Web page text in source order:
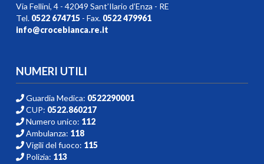
Via Fellini, 4 - 42049 Sant’Ilario d’Enza - RE
Tel. 0522 674715- Fax. 0522 479961
info@crocebianca.re.it
NUMERI UTILI
Guardia Medica: 0522290001
CUP: 0522.860217
Numero unico: 112
Ambulanza: 118
Vigili del fuoco: 115
Polizia: 113